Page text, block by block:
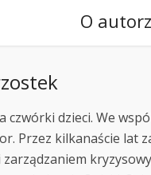
O
czwórki dzieci. We
Przez kilkanaście lat